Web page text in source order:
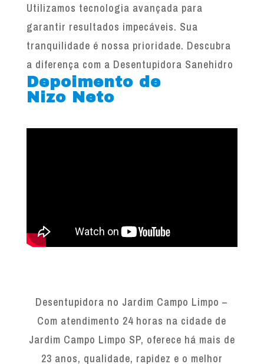
Utilizamos tecnologia avançada para
garantir resultados impecáveis. Sua
tranquilidade é nossa prioridade. Descubra
a diferença com a Desentupidora Sanehidro
Depoimento de
Nizo Neto
Desentupidora no Jardim Campo Limpo –
Com atendimento 24 horas na cidade de
Jardim Campo Limpo SP, oferece há mais de
23 anos, qualidade, rapidez e o melhor